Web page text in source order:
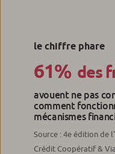
le chiffre phare
61% des
avouent ne pas
comment
mécanismes
Source : 4e édition de
Crédit Coopératif &